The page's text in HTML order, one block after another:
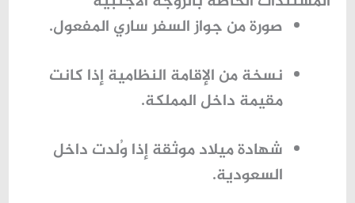
صورة من جواز السفر ساري المفعول.
نسخة من الإقامة النظامية إذا كانت
مقيمة داخل المملكة.
شهادة ميلاد موثقة إذا وُلدت داخل
السعودية.